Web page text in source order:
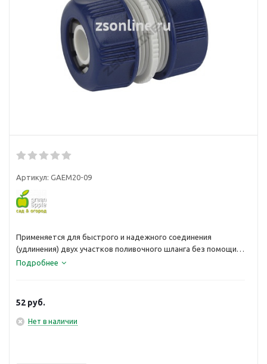
Артикул: GAEM20-09
Применяется для быстрого и надежного соединения
(удлинения) двух участков поливочного шланга без помощи
соединителей
Подробнее
52 руб.
Нет в наличии